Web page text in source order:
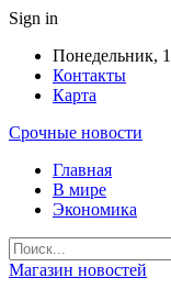
Sign in
Понедельник,
Контакты
Карта
Срочные новости
Главная
В мире
Экономика
Магазин новостей